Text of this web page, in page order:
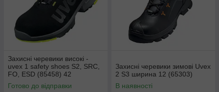
Захисні черевики високі -
uvex 1 safety shoes S2, SRC,
FO, ESD (85458) 42
Готово до відправки
Захисні черевики зимові Uvex
2 S3 ширина 12 (65303)
В наявності